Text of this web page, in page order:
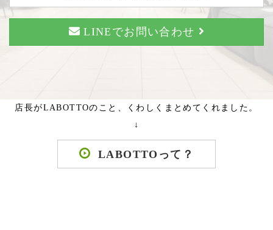
LINEでお問い合わせ
店長がLABOTTOのこと、くわしくまとめてくれました。
↓
LABOTTOって？